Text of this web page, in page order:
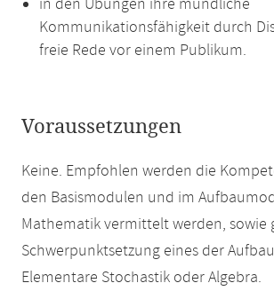
in den Übungen ihre mündliche
Kommunikationsfähigkeit durch
freie Rede vor einem Publikum.
Voraussetzungen
Keine. Empfohlen werden die
den Basismodulen und im
Mathematik vermittelt werden, sowie
Schwerpunktsetzung eines der
Elementare Stochastik oder Algebra.